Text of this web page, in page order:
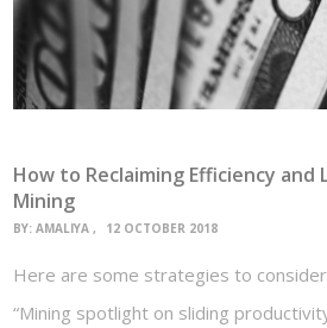
How to Reclaiming Efficiency and
Mining
BY:AMALIYA 12 OCTOBER 2018
Here are some strategies to
“Mining spotlight on sliding